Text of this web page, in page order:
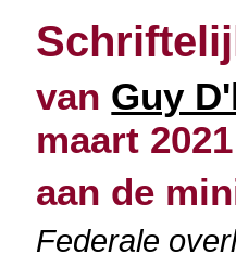
van Guy
maart 2021
aan de
Federale